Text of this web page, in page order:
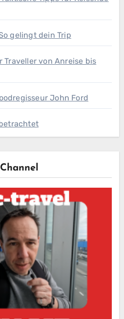
gelingt dein Trip
Traveller von Anreise bis
John Ford